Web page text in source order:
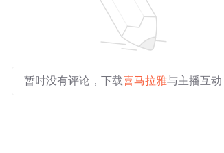
暂时没有评论，下载喜马拉雅与主播互动